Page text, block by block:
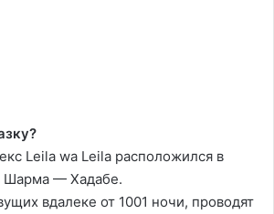
Leila wa Leila расположился в
Шарма — Хадабе.
вдалеке от 1001 ночи, проводят